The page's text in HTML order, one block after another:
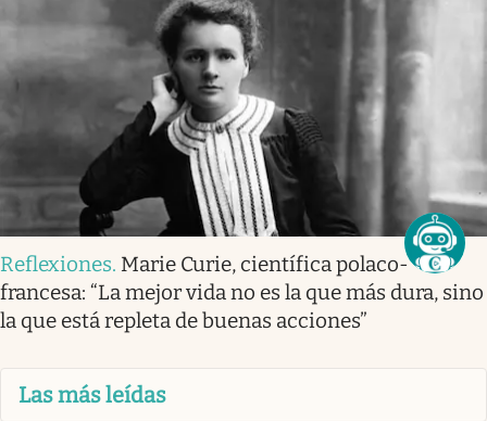
Reflexiones. Marie Curie, científica polaco-
francesa: “La mejor vida no es la que más dura, sino
la que está repleta de buenas acciones”
Las más leídas